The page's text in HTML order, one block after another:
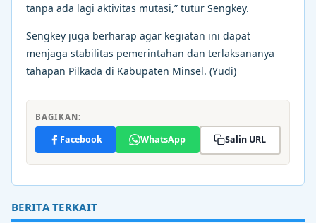
tanpa ada lagi aktivitas mutasi,” tutur Sengkey.
Sengkey juga berharap agar kegiatan ini dapat
menjaga stabilitas pemerintahan dan terlaksananya
tahapan Pilkada di Kabupaten Minsel. (Yudi)
BAGIKAN:
Facebook WhatsApp Salin URL
BERITA TERKAIT